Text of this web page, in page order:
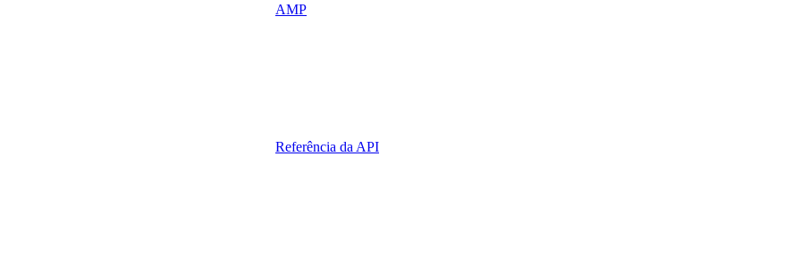
AMP
Referência da API